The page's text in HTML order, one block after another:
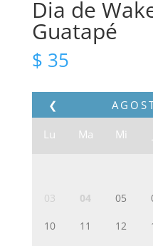
Dia de
Guatapé
$ 35
❮
Lu Ma Mi
03 04 05
10 11 12